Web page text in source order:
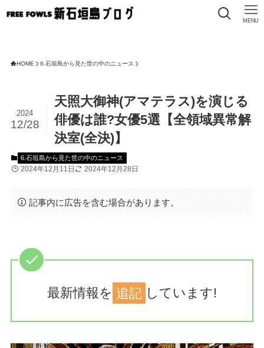
MENU
HOME 6.石垣島から見た世の中のニュース
天照大御神(アマテラス)を演じる
俳優は誰?女優5選【全領域異常解
決室(全決)】
2024
12/28
6.石垣島から見た世の中のニュース
2024年12月11日 2024年12月28日
記事内に広告を含む場合があります。
最新情報を 追記 しています!